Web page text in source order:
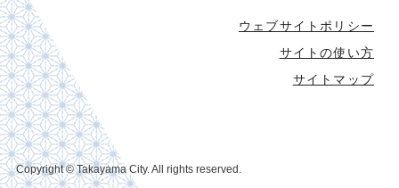
ウェブサイトポリシー
サイトの使い方
サイトマップ
Copyright © Takayama City. All rights reserved.